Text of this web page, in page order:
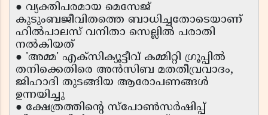
● വ്യക്തിപരമായ മെസേജ്
കുടുംബജീവിതത്തെ ബാധിച്ചതോടെയാണ്
ഹിൽപാലസ് വനിതാ സെല്ലിൽ പരാതി
നൽകിയത്
● 'അമ്മ' എക്സിക്യൂട്ടീവ് കമ്മിറ്റി ഗ്രൂപ്പിൽ
തനിക്കെതിരെ അൻസിബ മതതീവ്രവാദം,
ജിഹാദി തുടങ്ങിയ ആരോപണങ്ങൾ
ഉന്നയിച്ചു
● ക്ഷേത്രത്തിന്റെ സ്പോൺസർഷിപ്പ്